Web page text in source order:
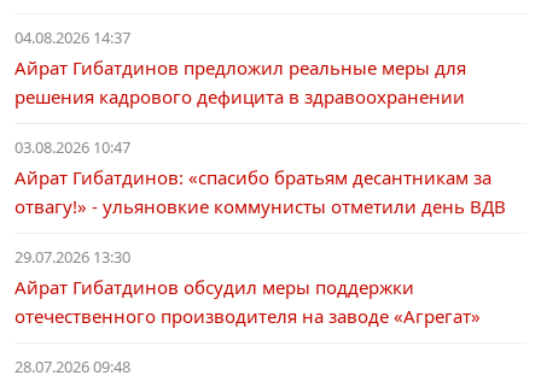
04.08.2026 14:37
Айрат Гибатдинов предложил реальные меры для
решения кадрового дефицита в здравоохранении
03.08.2026 10:47
Айрат Гибатдинов: «спасибо братьям десантникам за
отвагу!» - ульяновкие коммунисты отметили день ВДВ
29.07.2026 13:30
Айрат Гибатдинов обсудил меры поддержки
отечественного производителя на заводе «Агрегат»
28.07.2026 09:48